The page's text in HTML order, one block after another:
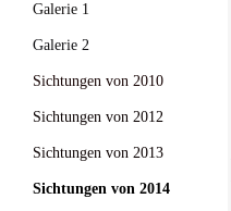
Galerie 1
Galerie 2
Sichtungen von 2010
Sichtungen von 2012
Sichtungen von 2013
Sichtungen von 2014